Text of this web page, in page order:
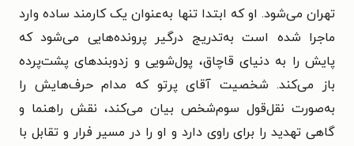
تهران می‌شود. او که ابتدا تنها به‌عنوان یک کارمند ساده وارد
ماجرا شده است به‌تدریج درگیر پرونده‌هایی می‌شود که
پایش را به دنیای قاچاق، پول‌شویی و زدوبندهای پشت‌پرده
باز می‌کند. شخصیت آقای پرتو که مدام حرف‌هایش را
به‌صورت نقل‌قول سوم‌شخص بیان می‌کند، نقش راهنما و
گاهی تهدید را برای راوی دارد و او را در مسیر فرار و تقابل با